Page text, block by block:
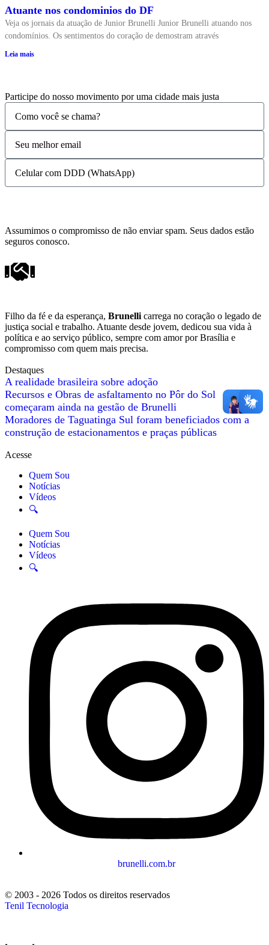
Atuante nos condominios do DF
Veja os jornais da atuação de Junior Brunelli Junior Brunelli atuando nos
condomínios. Os sentimentos do coração de demostram através
Leia mais
Participe do nosso movimento por uma cidade mais justa
Assumimos o compromisso de não enviar spam. Seus dados estão
seguros conosco.
Filho da fé e da esperança, Brunelli carrega no coração o legado de
justiça social e trabalho. Atuante desde jovem, dedicou sua vida à
política e ao serviço público, sempre com amor por Brasília e
compromisso com quem mais precisa.
Destaques
A realidade brasileira sobre adoção
Recursos e Obras de asfaltamento no Pôr do Sol
começaram ainda na gestão de Brunelli
Moradores de Taguatinga Sul foram beneficiados com a
construção de estacionamentos e praças públicas
Acesse
Quem Sou
Notícias
Vídeos
🔍
Quem Sou
Notícias
Vídeos
🔍
brunelli.com.br
© 2003 - 2026 Todos os direitos reservados
Tenil Tecnologia